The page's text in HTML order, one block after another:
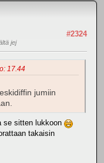
#2324
jej
17.44
jumiin
se sitten lukkoon
takaisin